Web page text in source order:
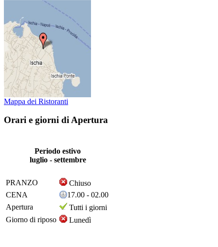
Mappa dei Ristoranti
Orari e giorni di Apertura
Periodo estivo
luglio - settembre
PRANZO
Chiuso
CENA
17.00 - 02.00
Apertura
Tutti i giorni
Giorno di riposo
Lunedì